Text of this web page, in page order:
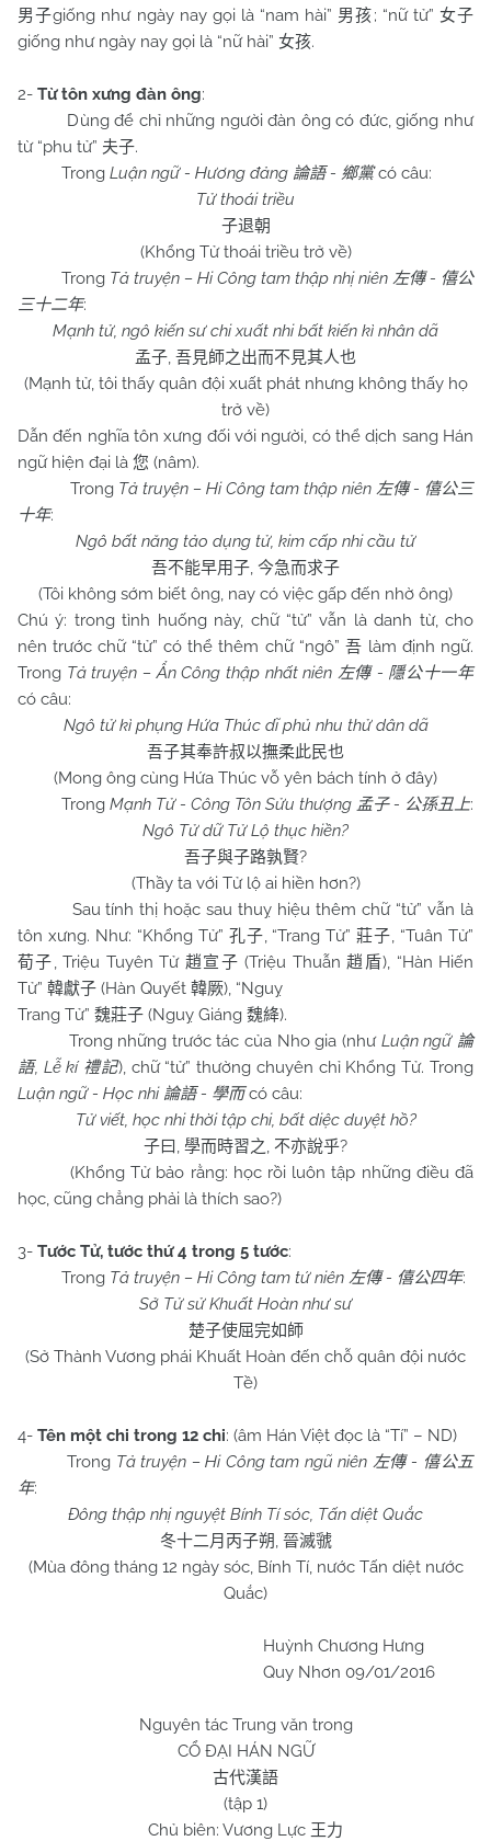
男子giống như ngày nay gọi là “nam hài” 男孩; “nữ tử” 女子
giống như ngày nay gọi là “nữ hài” 女孩.
2- Từ tôn xưng đàn ông:
Dùng để chỉ những người đàn ông có đức, giống như
từ “phu tử” 夫子.
Trong Luận ngữ - Hương đảng 論語- 鄉黨có câu:
Tử thoái triều
子退朝
(Khổng Tử thoái triều trở về)
Trong Tả truyện – Hi Công tam thập nhị niên 左傳- 僖公
三十二年:
Mạnh tử, ngô kiến sư chi xuất nhi bất kiến kì nhân dã
孟子, 吾見師之出而不見其人也
(Mạnh tử, tôi thấy quân đội xuất phát nhưng không thấy họ
trở về)
Dẫn đến nghĩa tôn xưng đối với người, có thể dịch sang Hán
ngữ hiện đại là 您 (nâm).
Trong Tả truyện – Hi Công tam thập niên 左傳- 僖公三
十年:
Ngô bất năng tảo dụng tử, kim cấp nhi cầu tử
吾不能早用子, 今急而求子
(Tôi không sớm biết ông, nay có việc gấp đến nhờ ông)
Chú ý: trong tình huống này, chữ “tử” vẫn là danh từ, cho
nên trước chữ “tử” có thể thêm chữ “ngô” 吾 làm định ngữ.
Trong Tả truyện – Ẩn Công thập nhất niên 左傳- 隱公十一年
có câu:
Ngô tử kì phụng Hứa Thúc dĩ phủ nhu thử dân dã
吾子其奉許叔以撫柔此民也
(Mong ông cùng Hứa Thúc vỗ yên bách tính ở đây)
Trong Mạnh Tử - Công Tôn Sửu thượng 孟子- 公孫丑上:
Ngô Tử dữ Tử Lộ thục hiền?
吾子與子路孰賢?
(Thầy ta với Tử lộ ai hiền hơn?)
Sau tính thị hoặc sau thuỵ hiệu thêm chữ “tử” vẫn là
tôn xưng. Như: “Khổng Tử” 孔子, “Trang Tử”莊子, “Tuân Tử”
荀子, Triệu Tuyên Tử 趙宣子 (Triệu Thuẫn趙盾), “Hàn Hiến
Tử” 韓獻子 (Hàn Quyết 韓厥), “Nguỵ
Trang Tử” 魏莊子 (Nguỵ Giáng 魏絳).
Trong những trước tác của Nho gia (như Luận ngữ 論
語, Lễ kí 禮記), chữ “tử” thường chuyên chỉ Khổng Tử. Trong
Luận ngữ - Học nhi 論語- 學而có câu:
Tử viết, học nhi thời tập chi, bất diệc duyệt hồ?
子曰 , 學而時習之, 不亦說乎?
(Khổng Tử bảo rằng: học rồi luôn tập những điều đã
học, cũng chẳng phải là thích sao?)
3- Tước Tử, tước thứ 4 trong 5 tước:
Trong Tả truyện – Hi Công tam tứ niên 左傳- 僖公四年:
Sở Tử sử Khuất Hoàn như sư
楚子使屈完如師
(Sở Thành Vương phái Khuất Hoàn đến chỗ quân đội nước
Tề)
4- Tên một chi trong 12 chi: (âm Hán Việt đọc là “Tí” – ND)
Trong Tả truyện – Hi Công tam ngũ niên 左傳- 僖公五
年:
Đông thập nhị nguyệt Bính Tí sóc, Tấn diệt Quắc
冬十二月丙子朔, 晉滅虢
(Mùa đông tháng 12 ngày sóc, Bính Tí, nước Tấn diệt nước
Quắc)
Huỳnh Chương Hưng
Quy Nhơn 09/01/2016
Nguyên tác Trung văn trong
CỔ ĐẠI HÁN NGỮ
古代漢語
(tập 1)
Chủ biên: Vương Lực 王力